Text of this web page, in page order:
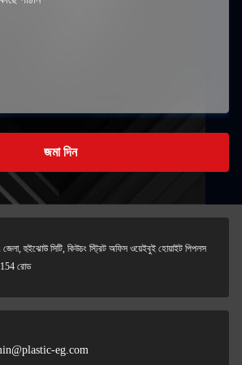
জমা দিন
জেলা, হুইঝোউ সিটি, কিউচং স্ট্রিট অফিস ওয়েইবুই হোয়াইট পিপলস
154 রোড
eg.com